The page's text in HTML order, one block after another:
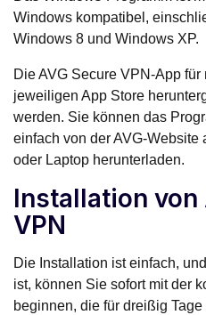
Windows kompatibel,
Windows 8 und Windows XP.
Die AVG Secure VPN-App
jeweiligen App Store
werden. Sie können das
einfach von der AVG-Website
oder Laptop herunterladen.
Installation von
VPN
Die Installation ist einfach,
ist, können Sie sofort mit der
beginnen, die für dreißig